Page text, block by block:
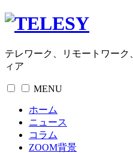
テレワーク、リモートワー
ィア
MENU
ホーム
ニュース
コラム
ZOOM背景